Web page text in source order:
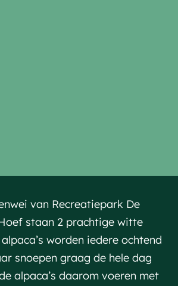
van Recreatiepark De
staan 2 prachtige witte
worden iedere ochtend
snoepen graag de hele dag
alpaca’s daarom voeren met